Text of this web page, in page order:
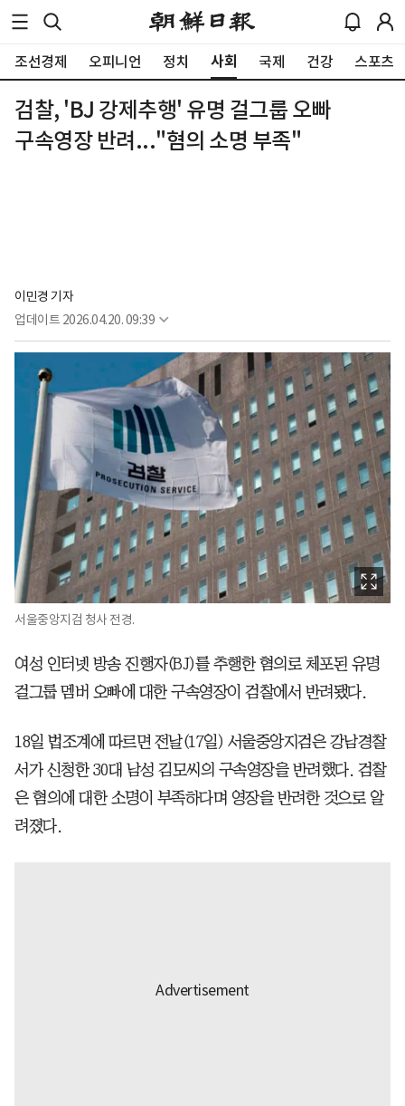
조선경제 오피니언 정치 사회 국제 건강 스포츠
검찰, 'BJ 강제추행' 유명 걸그룹 오빠
구속영장 반려..."혐의 소명 부족"
이민경 기자
업데이트 2026.04.20. 09:39
서울중앙지검 청사 전경.
여성 인터넷 방송 진행자(BJ)를 추행한 혐의로 체포된 유명
걸그룹 멤버 오빠에 대한 구속영장이 검찰에서 반려됐다.
18일 법조계에 따르면 전날(17일) 서울중앙지검은 강남경찰
서가 신청한 30대 남성 김모씨의 구속영장을 반려했다. 검찰
은 혐의에 대한 소명이 부족하다며 영장을 반려한 것으로 알
려졌다.